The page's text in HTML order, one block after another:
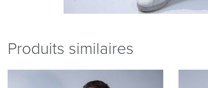
Produits similaires